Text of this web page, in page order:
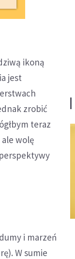
ikoną
jest
zrobić
teraz
ale wolę
i marzeń
W sumie